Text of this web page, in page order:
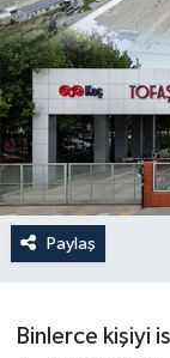
Paylaş
Binlerce kişiyi